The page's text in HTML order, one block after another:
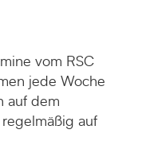
vom RSC
jede Woche
auf dem
auf